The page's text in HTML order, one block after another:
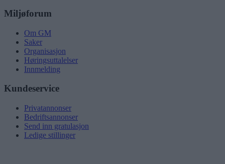
Miljøforum
Om GM
Saker
Organisasjon
Høringsuttalelser
Innmelding
Kundeservice
Privatannonser
Bedriftsannonser
Send inn gratulasjon
Ledige stillinger